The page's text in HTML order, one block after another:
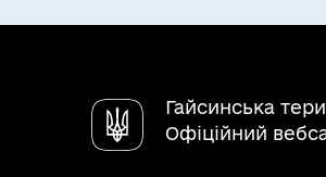
Гайсинська
Офіційний